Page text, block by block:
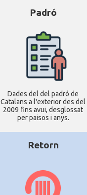
Padró
Dades del del padró de
Catalans a l'exterior des del
2009 fins avui, desglossat
per paisos i anys.
Retorn